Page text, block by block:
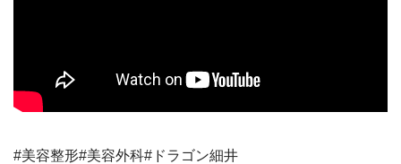
#美容整形#美容外科#ドラゴン細井